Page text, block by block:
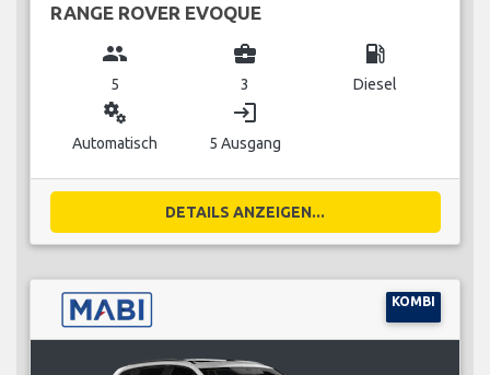
RANGE ROVER EVOQUE
group
5
business_center
3
local_gas_station
Diesel
miscellaneous_services
Automatisch
login
5 Ausgang
DETAILS ANZEIGEN...
KOMBI